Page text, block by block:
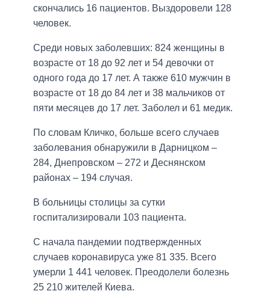
скончались 16 пациентов. Выздоровели 128
человек.
Среди новых заболевших: 824 женщины в
возрасте от 18 до 92 лет и 54 девочки от
одного года до 17 лет. А также 610 мужчин в
возрасте от 18 до 84 лет и 38 мальчиков от
пяти месяцев до 17 лет. Заболел и 61 медик.
По словам Кличко, больше всего случаев
заболевания обнаружили в Дарницком –
284, Днепровском – 272 и Деснянском
районах – 194 случая.
В больницы столицы за сутки
госпитализировали 103 пациента.
С начала пандемии подтвержденных
случаев коронавируса уже 81 335. Всего
умерли 1 441 человек. Преодолели болезнь
25 210 жителей Киева.